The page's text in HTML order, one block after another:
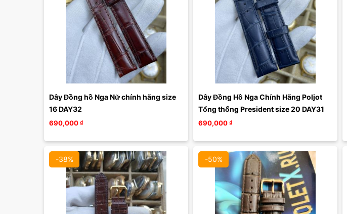
Dây Đồng hồ Nga Nữ chính hãng size
16 DAY32
690,000₫
Dây Đồng Hồ Nga Chính Hãng Poljot
Tổng thống President size 20 DAY31
690,000₫
-38% -50%